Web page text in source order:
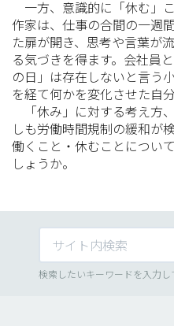
一方、意識的に「休む」
作家は、仕事の合間の一週
た扉が開き、思考や言葉が
る気づきを得ます。会社員
の日」は存在しないと言う
を経て何かを変化させた自
「休み」に対する考え方
しも労働時間規制の緩和が
働くこと・休むことについ
しょうか。
サイト内検索
検索したいキーワードを入力し